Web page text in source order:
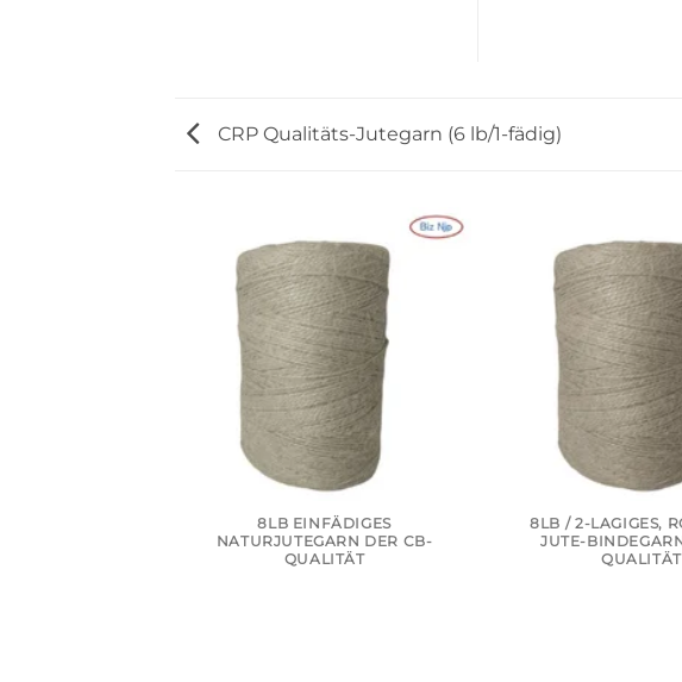
CRP Qualitäts-Jutegarn (6 lb/1-fädig)
8LB EINFÄDIGES
NATURJUTEGARN DER CB-
QUALITÄT
8LB / 2-LAGIGES,
JUTE-
QUALITÄT